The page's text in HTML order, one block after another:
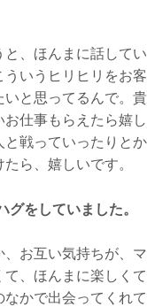
、ほんまに話して
ういうヒリヒリをお
いと思ってるんで。
お仕事もらえたら嬉
戦っていったりと
ら、嬉しいです。
グをしていました。
お互い気持ちが、
て、ほんまに楽しく
なかで出会ってくれ